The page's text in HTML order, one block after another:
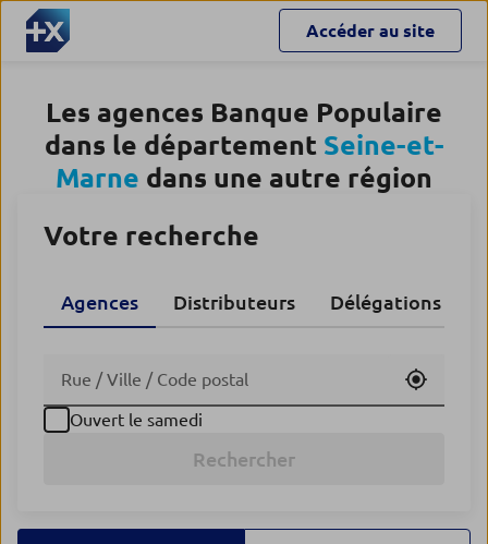
Accéder au site
Les agences Banque Populaire
dans le département Seine-et-
Marne dans une autre région
Votre recherche
Agences Distributeurs Délégations
Utiliser
Ouvert le samedi
Rechercher